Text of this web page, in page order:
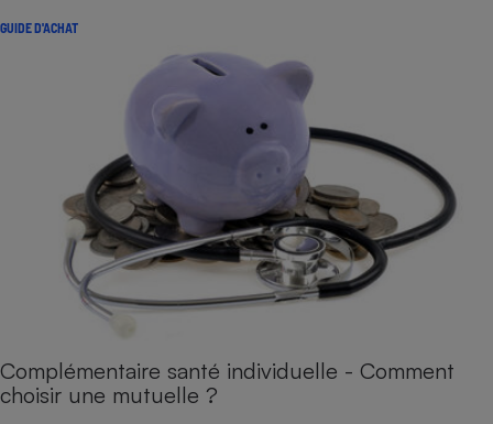
GUIDE D'ACHAT
Complémentaire santé individuelle - Comment
choisir une mutuelle ?